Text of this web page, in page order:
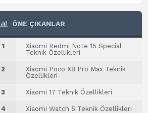
ÖNE ÇIKANLAR
1
Xiaomi Redmi Note 15 Special
Teknik Özellikleri
2
Xiaomi Poco X8 Pro Max Teknik
Özellikleri
3 Xiaomi 17 Teknik Özellikleri
4 Xiaomi Watch 5 Teknik Özellikleri